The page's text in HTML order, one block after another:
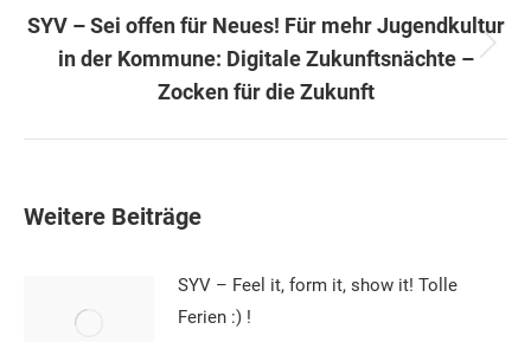
Nächster
Beitrag:
SYV – Sei offen für Neues! Für mehr Jugendkultur
in der Kommune: Digitale Zukunftsnächte –
Zocken für die Zukunft
Weitere Beiträge
SYV – Feel it, form it, show it! Tolle
Ferien :) !